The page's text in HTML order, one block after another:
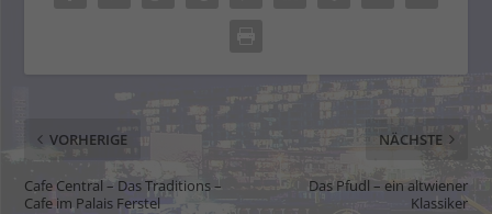
VORHERIGE
Cafe Central – Das Traditions –
Cafe im Palais Ferstel
NÄCHSTE
Das Pfudl – ein altwiener
Klassiker